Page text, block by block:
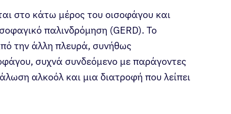
στο κάτω μέρος του οισοφάγου και
παλινδρόμηση (GERD). Το
την άλλη πλευρά, συνήθως
συχνά συνδεόμενο με παράγοντες
αλκοόλ και μια διατροφή που λείπει